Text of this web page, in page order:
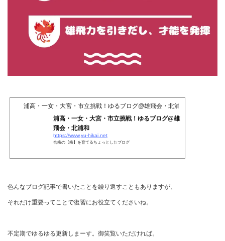
浦高・一女・大宮・市立挑戦！ゆるブログ@雄飛会・北浦和
浦高・一女・大宮・市立挑戦！ゆるブログ@雄
飛会・北浦和
https://www.yu-hikai.net
合格の【格】を育てるちょっとしたブログ
色んなブログ記事で書いたことを繰り返すこともありますが、
それだけ重要ってことで復習にお役立てくださいね。
不定期でゆるゆる更新しまーす。御笑覧いただければ。